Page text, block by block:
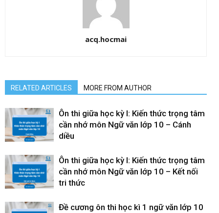
acq.hocmai
RELATED ARTICLES MORE FROM AUTHOR
Ôn thi giữa học kỳ I: Kiến thức trọng tâm
cần nhớ môn Ngữ văn lớp 10 – Cánh
diều
Ôn thi giữa học kỳ I: Kiến thức trọng tâm
cần nhớ môn Ngữ văn lớp 10 – Kết nối
tri thức
Đề cương ôn thi học kì 1 ngữ văn lớp 10